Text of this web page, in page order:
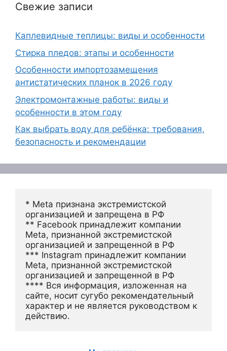
Свежие записи
Каплевидные теплицы: виды и особенности
Стирка пледов: этапы и особенности
Особенности импортозамещения
антистатических планок в 2026 году
Электромонтажные работы: виды и
особенности в этом году
Как выбрать воду для ребёнка: требования,
безопасность и рекомендации
* Meta признана экстремистской
организацией и запрещена в РФ
** Facebook принадлежит компании
Meta, признанной экстремистской
организацией и запрещенной в РФ
*** Instagram принадлежит компании
Meta, признанной экстремистской
организацией и запрещенной в РФ
**** Вся информация, изложенная на
сайте, носит сугубо рекомендательный
характер и не является руководством к
действию.